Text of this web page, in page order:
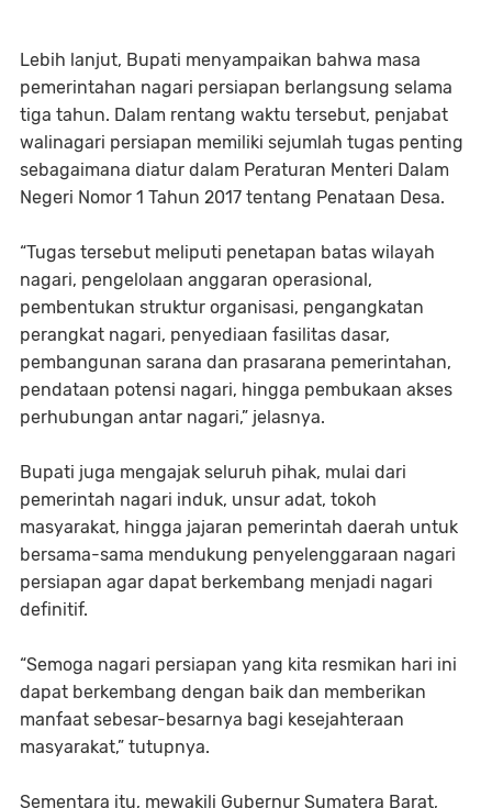
Lebih lanjut, Bupati menyampaikan bahwa masa
pemerintahan nagari persiapan berlangsung selama
tiga tahun. Dalam rentang waktu tersebut, penjabat
walinagari persiapan memiliki sejumlah tugas penting
sebagaimana diatur dalam Peraturan Menteri Dalam
Negeri Nomor 1 Tahun 2017 tentang Penataan Desa.
“Tugas tersebut meliputi penetapan batas wilayah
nagari, pengelolaan anggaran operasional,
pembentukan struktur organisasi, pengangkatan
perangkat nagari, penyediaan fasilitas dasar,
pembangunan sarana dan prasarana pemerintahan,
pendataan potensi nagari, hingga pembukaan akses
perhubungan antar nagari,” jelasnya.
Bupati juga mengajak seluruh pihak, mulai dari
pemerintah nagari induk, unsur adat, tokoh
masyarakat, hingga jajaran pemerintah daerah untuk
bersama-sama mendukung penyelenggaraan nagari
persiapan agar dapat berkembang menjadi nagari
definitif.
“Semoga nagari persiapan yang kita resmikan hari ini
dapat berkembang dengan baik dan memberikan
manfaat sebesar-besarnya bagi kesejahteraan
masyarakat,” tutupnya.
Sementara itu, mewakili Gubernur Sumatera Barat,